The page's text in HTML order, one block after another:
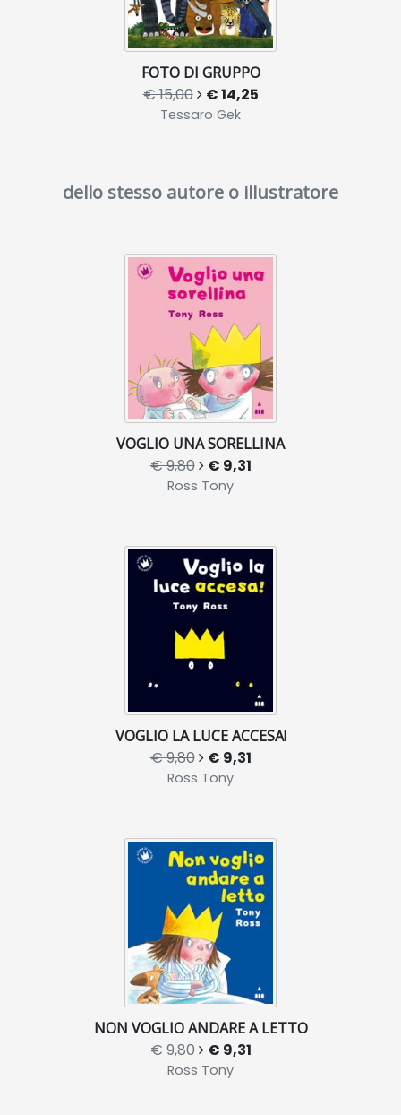
FOTO DI GRUPPO
€ 15,00 € 14,25
Tessaro Gek
dello stesso autore o illustratore
VOGLIO UNA SORELLINA
€ 9,80 € 9,31
Ross Tony
VOGLIO LA LUCE ACCESA!
€ 9,80 € 9,31
Ross Tony
NON VOGLIO ANDARE A LETTO
€ 9,80 € 9,31
Ross Tony